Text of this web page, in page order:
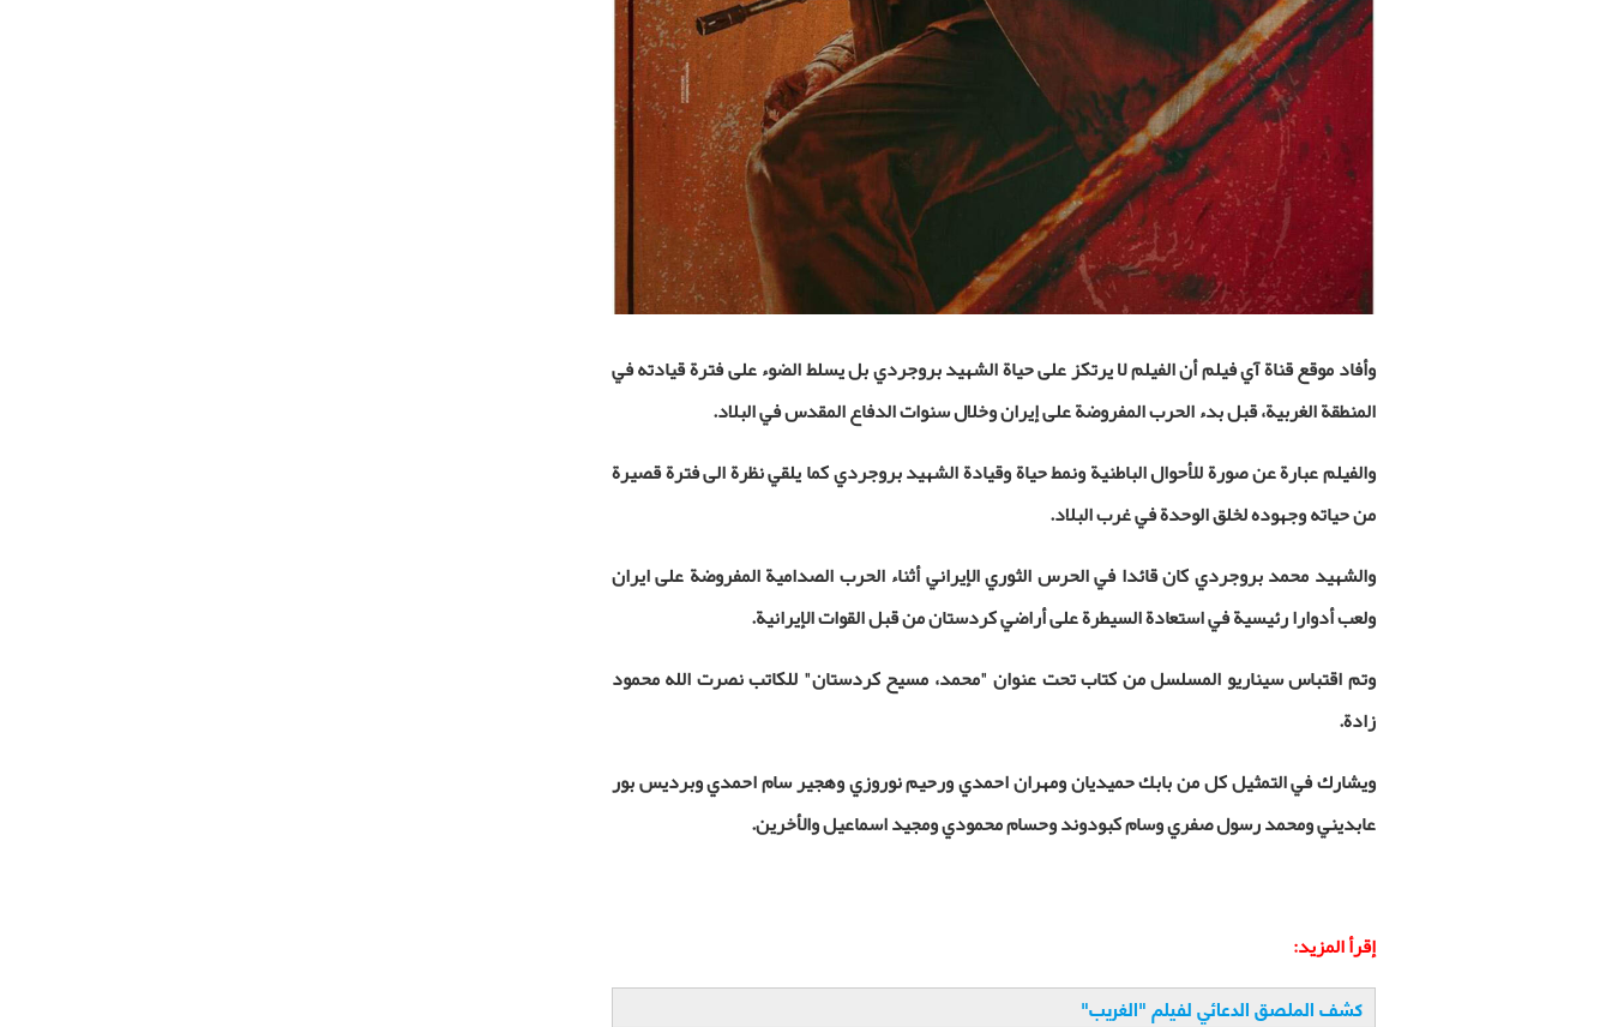
وأفاد موقع قناة آي فيلم أن الفيلم لا يرتكز على حياة الشهيد بروجردي بل يسلط الضوء على فترة قيادته في
المنطقة الغربية، قبل بدء الحرب المفروضة على إيران وخلال سنوات الدفاع المقدس في البلاد.
والفيلم عبارة عن صورة للأحوال الباطنية ونمط حياة وقيادة الشهيد بروجردي كما يلقي نظرة الى فترة قصيرة
من حياته وجهوده لخلق الوحدة في غرب البلاد.
والشهيد محمد بروجردي كان قائدا في الحرس الثوري الإيراني أثناء الحرب الصدامية المفروضة على ايران
ولعب أدوارا رئيسية في استعادة السيطرة على أراضي كردستان من قبل القوات الإيرانية.
وتم اقتباس سيناريو المسلسل من كتاب تحت عنوان "محمد، مسيح كردستان" للكاتب نصرت الله محمود
زادة.
ويشارك في التمثيل كل من بابك حميديان ومهران احمدي ورحيم نوروزي وهجير سام احمدي وبرديس بور
عابديني ومحمد رسول صفري وسام كبودوند وحسام محمودي ومجيد اسماعيل والأخرين.
إقرأ المزيد:
كشف الملصق الدعائي لفيلم "الغريب"